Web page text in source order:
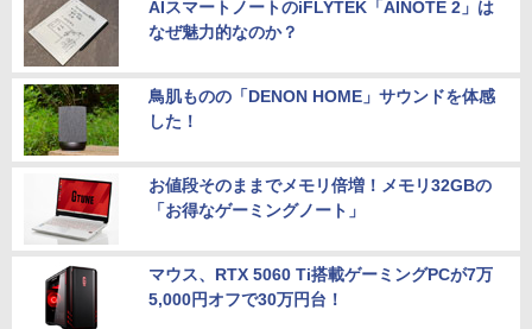
AIスマートノートのiFLYTEK「AINOTE 2」は
なぜ魅力的なのか？
鳥肌ものの「DENON HOME」サウンドを体感
した！
お値段そのままでメモリ倍増！メモリ32GBの
「お得なゲーミングノート」
マウス、RTX 5060 Ti搭載ゲーミングPCが7万
5,000円オフで30万円台！